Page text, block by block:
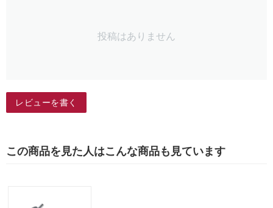
投稿はありません
レビューを書く
この商品を見た人はこんな商品も見ています